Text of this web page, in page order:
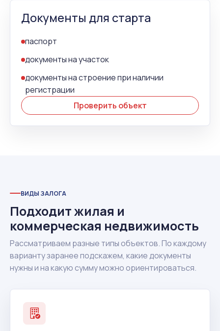
Документы для старта
паспорт
документы на участок
документы на строение при наличии
регистрации
Проверить объект
ВИДЫ ЗАЛОГА
Подходит жилая и
коммерческая недвижимость
Рассматриваем разные типы объектов. По каждому
варианту заранее подскажем, какие документы
нужны и на какую сумму можно ориентироваться.